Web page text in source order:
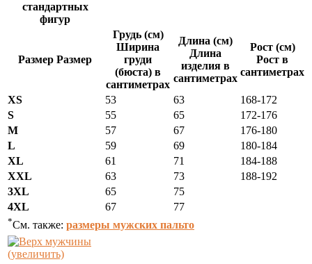
стандартных
фигур
Размер Размер
Грудь (см)
Ширина
груди
(бюста) в
сантиметрах
Длина (см)
Длина
изделия в
сантиметрах
Рост (см)
Рост в
сантиметрах
XS 53 63
168-172
S
55 65
172-176
M
57 67
176-180
L
59 69
180-184
XL
61 71
184-188
XXL
63 73
188-192
3XL
65
75
4XL
67 77
*См. также: размеры мужских пальто
(увеличить)